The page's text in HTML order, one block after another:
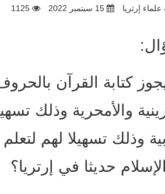
إرتريا
كتابة القرآن
والأمحرية وذلك
وذلك تسهيلا لهم
حديثا في إرتريا؟